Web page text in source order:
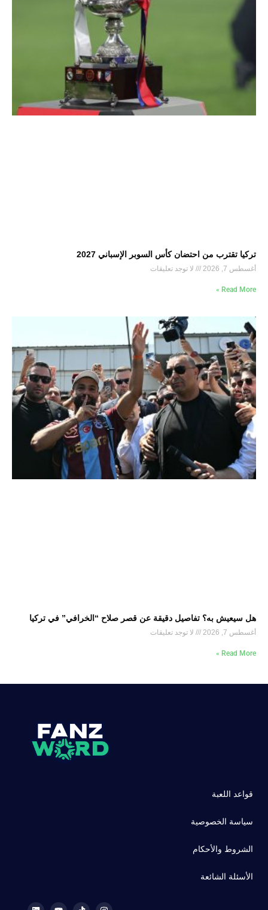
تركيا تقترب من احتضان كأس السوبر الإسباني 2027
أغسطس 7, 2026 لا توجد تعليقات
Read More »
هل سيعيش به؟ تفاصيل دقيقة عن قصر صلاح “الخرافي” في تركيا
أغسطس 7, 2026 لا توجد تعليقات
Read More »
قواعد اللعبة
سياسة الخصوصية
الشروط والأحكام
الأسئلة الشائعة